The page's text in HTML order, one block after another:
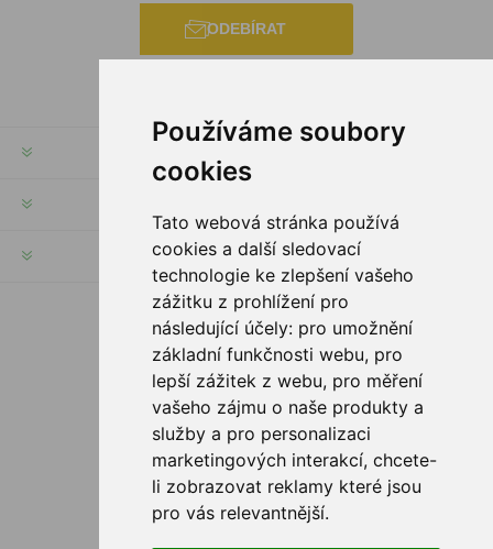
Používáme soubory
cookies
Tato webová stránka používá
cookies a další sledovací
technologie ke zlepšení vašeho
zážitku z prohlížení pro
následující účely: pro umožnění
základní funkčnosti webu, pro
lepší zážitek z webu, pro měření
vašeho zájmu o naše produkty a
služby a pro personalizaci
marketingových interakcí, chcete-
li zobrazovat reklamy které jsou
pro vás relevantnější.
ODEBÍRAT
INFORMACE
SLEDUJTE NÁS
MOŽNOSTI PLATBY